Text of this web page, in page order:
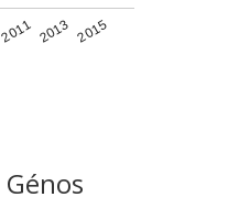
2011 2013 2015